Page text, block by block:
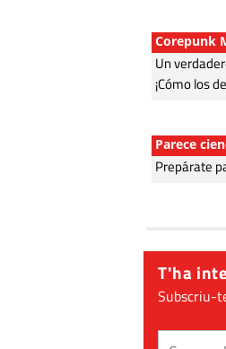
Corepunk
Un
¡Cómo los
Parece
Prepárate
T'ha
Subscriu-